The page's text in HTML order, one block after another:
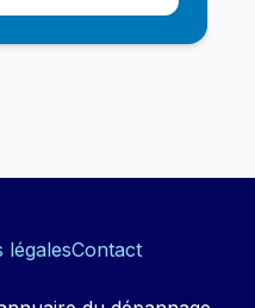
légalesContact